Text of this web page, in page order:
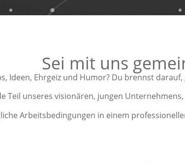
Sei mit uns
Ideen, Ehrgeiz und Humor? Du brennst
Teil unseres visionären, jungen
Arbeitsbedingungen in einem